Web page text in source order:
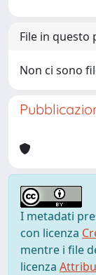
File in questo
Non ci sono
I metadati
con licenza
mentre i file
licenza